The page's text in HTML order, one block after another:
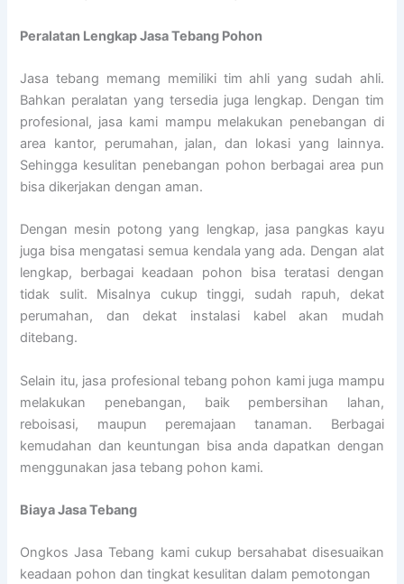
Peralatan Lengkap Jasa Tebang Pohon
Jasa tebang memang memiliki tim ahli yang sudah ahli.
Bahkan peralatan yang tersedia juga lengkap. Dengan tim
profesional, jasa kami mampu melakukan penebangan di
area kantor, perumahan, jalan, dan lokasi yang lainnya.
Sehingga kesulitan penebangan pohon berbagai area pun
bisa dikerjakan dengan aman.
Dengan mesin potong yang lengkap, jasa pangkas kayu
juga bisa mengatasi semua kendala yang ada. Dengan alat
lengkap, berbagai keadaan pohon bisa teratasi dengan
tidak sulit. Misalnya cukup tinggi, sudah rapuh, dekat
perumahan, dan dekat instalasi kabel akan mudah
ditebang.
Selain itu, jasa profesional tebang pohon kami juga mampu
melakukan penebangan, baik pembersihan lahan,
reboisasi, maupun peremajaan tanaman. Berbagai
kemudahan dan keuntungan bisa anda dapatkan dengan
menggunakan jasa tebang pohon kami.
Biaya Jasa Tebang
Ongkos Jasa Tebang kami cukup bersahabat disesuaikan
keadaan pohon dan tingkat kesulitan dalam pemotongan